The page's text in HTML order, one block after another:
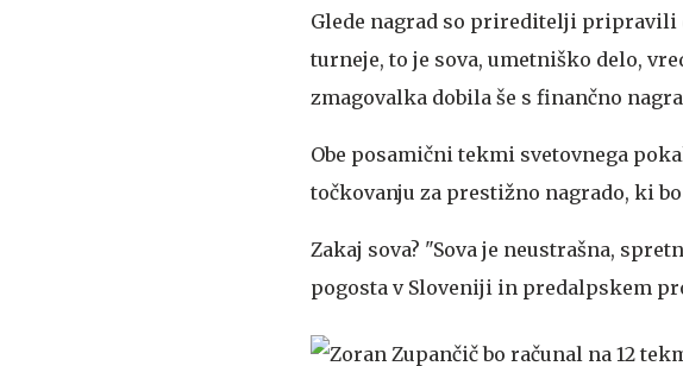
Glede nagrad so prireditelji pripravili
turneje, to je sova, umetniško delo,
zmagovalka dobila še s finančno
Obe posamični tekmi svetovnega
točkovanju za prestižno nagrado, ki
Zakaj sova? "Sova je neustrašna,
pogosta v Sloveniji in predalpskem